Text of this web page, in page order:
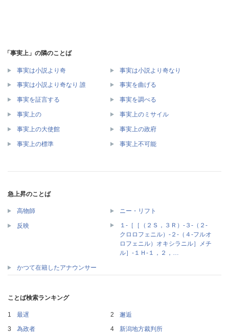
「事実上」の隣のことば
事実は小説より奇 事実は小説より奇なり
事実は小説より奇なり 誰 事実を曲げる
事実を証言する 事実を調べる
事実上の 事実上のミサイル
事実上の大使館 事実上の政府
事実上の標準 事実上不可能
急上昇のことば
高物師 ニー・リフト
反映
１‐［［（２Ｓ，３Ｒ）‐３‐（２‐
クロロフェニル）‐２‐（４‐フルオ
ロフェニル）オキシラニル］メチ
ル］‐１Ｈ‐１，２，…
かつて在籍したアナウンサー
ことば検索ランキング
最遅
邂逅
為政者
新潟地方裁判所